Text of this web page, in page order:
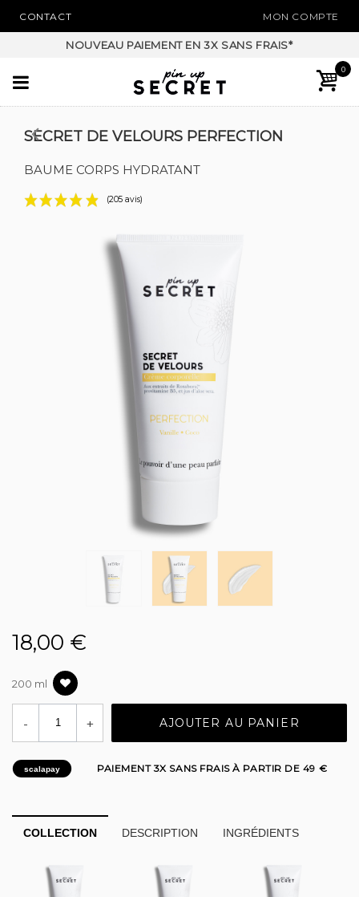
CONTACT MON COMPTE
NOUVEAU PAIEMENT EN 3X SANS FRAIS*
0
SECRET DE VELOURS PERFECTION
BAUME CORPS HYDRATANT
(205 avis)
18,00 €
200 ml
- + AJOUTER AU PANIER
scalapay PAIEMENT 3X SANS FRAIS À PARTIR DE 49 €
COLLECTION DESCRIPTION INGRÉDIENTS